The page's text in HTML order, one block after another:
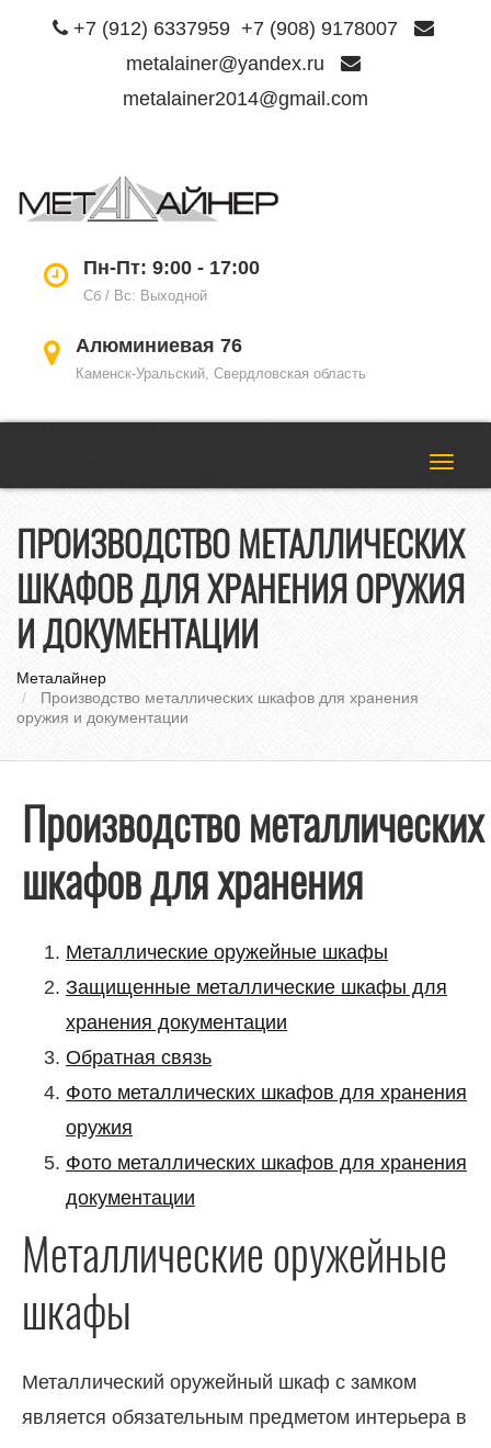
+7 (912) 6337959 +7 (908) 9178007
metalainer@yandex.ru
metalainer2014@gmail.com
Пн-Пт: 9:00 - 17:00
Сб / Вс: Выходной
Алюминиевая 76
Каменск-Уральский, Свердловская область
ПРОИЗВОДСТВО МЕТАЛЛИЧЕСКИХ
ШКАФОВ ДЛЯ ХРАНЕНИЯ ОРУЖИЯ
И ДОКУМЕНТАЦИИ
Металайнер
Производство металлических шкафов для хранения
оружия и документации
Производство металлических
шкафов для хранения
Металлические оружейные шкафы
Защищенные металлические шкафы для
хранения документации
Обратная связь
Фото металлических шкафов для хранения
оружия
Фото металлических шкафов для хранения
документации
Металлические оружейные
шкафы
Металлический оружейный шкаф с замком
является обязательным предметом интерьера в